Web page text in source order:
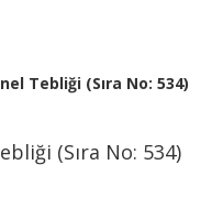
Tebliği (Sıra No: 534)
(Sıra No: 534)